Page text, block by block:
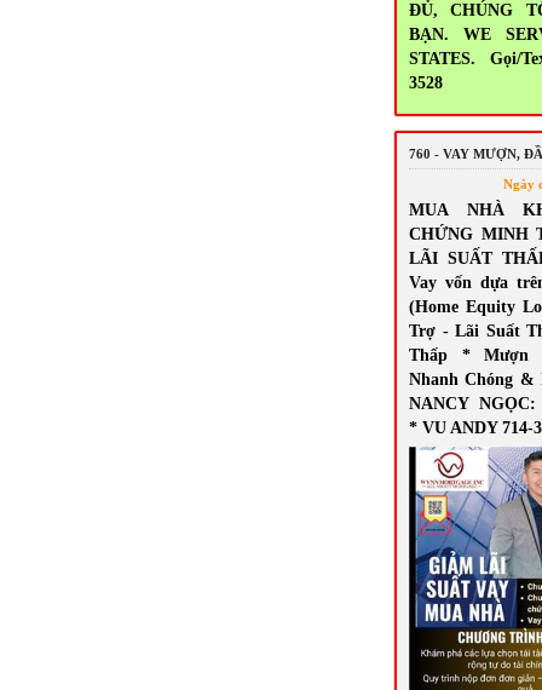
ĐỦ, CHÚNG
BẠN. WE
STATES. Gọi/
3528
760 - VAY MƯỢN,
Ngày
MUA NHÀ
CHỨNG MINH
LÃI SUẤT
Vay vốn dựa
(Home Equity
Trợ - Lãi Suất
Thấp * Mượn
Nhanh Chóng &
NANCY NGỌC:
* VU ANDY 714-